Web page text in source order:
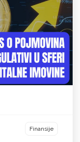
Finansije